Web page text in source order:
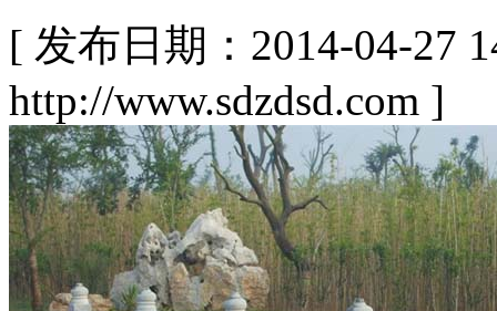
[ 发布日期：2014-04-27
http://www.sdzdsd.com ]